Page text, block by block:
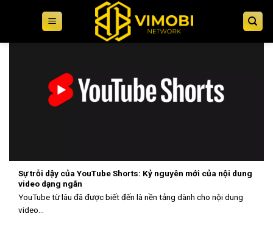
Sự trỗi dậy của YouTube Shorts: Kỷ nguyên mới của nội dung
video dạng ngắn
YouTube từ lâu đã được biết đến là nền tảng dành cho nội dung
video...